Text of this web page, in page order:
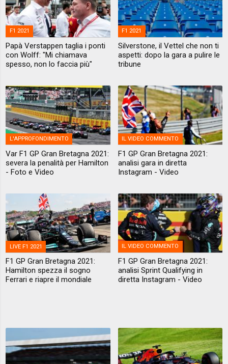
F1 2021
Papà Verstappen taglia i ponti
con Wolff: "Mi chiamava
spesso, non lo faccia più"
F1 2021
Silverstone, il Vettel che non ti
aspetti: dopo la gara a pulire le
tribune
L'APPROFONDIMENTO
Var F1 GP Gran Bretagna 2021:
severa la penalità per Hamilton
- Foto e Video
IL VIDEO COMMENTO
F1 GP Gran Bretagna 2021:
analisi gara in diretta
Instagram - Video
LIVE F1 2021
F1 GP Gran Bretagna 2021:
Hamilton spezza il sogno
Ferrari e riapre il mondiale
IL VIDEO COMMENTO
F1 GP Gran Bretagna 2021:
analisi Sprint Qualifying in
diretta Instagram - Video